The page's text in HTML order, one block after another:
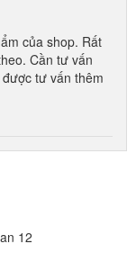
của shop. Rất
Cần tư vấn
tư vấn thêm
12